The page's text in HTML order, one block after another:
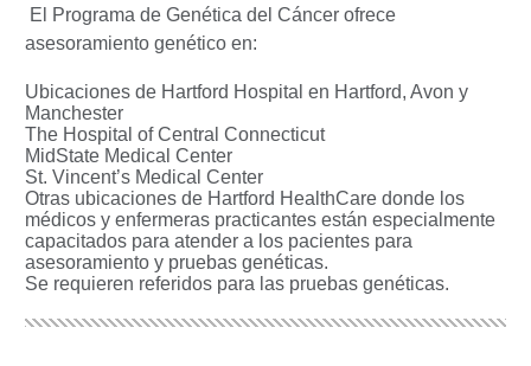
El Programa de Genética del Cáncer ofrece
asesoramiento genético en:
Ubicaciones de Hartford Hospital en Hartford, Avon y
Manchester
The Hospital of Central Connecticut
MidState Medical Center
St. Vincent’s Medical Center
Otras ubicaciones de Hartford HealthCare donde los
médicos y enfermeras practicantes están especialmente
capacitados para atender a los pacientes para
asesoramiento y pruebas genéticas.
Se requieren referidos para las pruebas genéticas.